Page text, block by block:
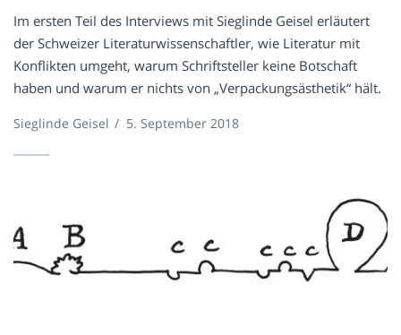
Im ersten Teil des Interviews mit Sieglinde Geisel erläutert
der Schweizer Literaturwissenschaftler, wie Literatur mit
Konflikten umgeht, warum Schriftsteller keine Botschaft
haben und warum er nichts von „Verpackungsästhetik“ hält.
Sieglinde Geisel / 5. September 2018